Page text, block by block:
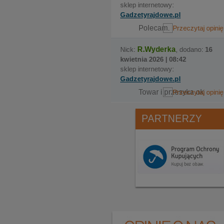
sklep internetowy:
Gadzetyrajdowe.pl
Polecam.
Nick: R.Wyderka , dodano: 16
kwietnia 2026 | 08:42
sklep internetowy:
Gadzetyrajdowe.pl
Towar i przesyka ok
PARTNERZY